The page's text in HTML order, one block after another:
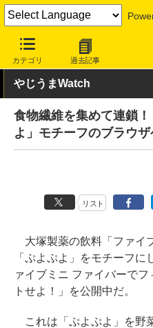
カテゴリ 過去記事
INTERNET Watch トピック
やじうまWatch
食物繊維を集めて連鎖
よ」モチーフのブラウ
リスト
大塚製薬の飲料「ファイ
「ぷよぷよ」をモチーフ
ァイブミニ ファイバーで
トせよ！」を公開中だ。
これは「ぷよぷよ」を野